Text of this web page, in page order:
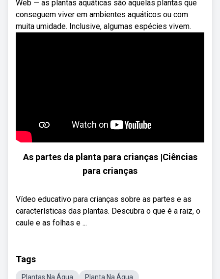
Web — as plantas aquáticas são aquelas plantas que
conseguem viver em ambientes aquáticos ou com
muita umidade. Inclusive, algumas espécies vivem.
As partes da planta para crianças |Ciências
para crianças
Vídeo educativo para crianças sobre as partes e as
características das plantas. Descubra o que é a raiz, o
caule e as folhas e ...
Tags
Plantas Na Água Planta Na Água